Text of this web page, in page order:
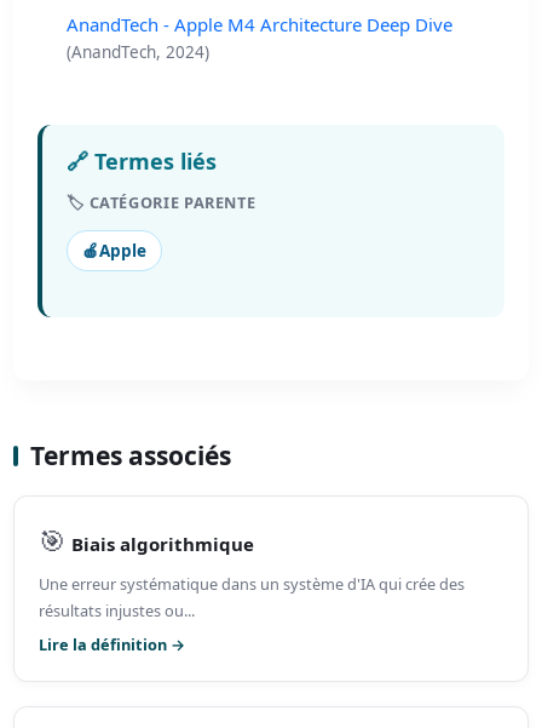
AnandTech - Apple M4 Architecture Deep Dive
(AnandTech, 2024)
🔗 Termes liés
🏷️ CATÉGORIE PARENTE
🍎Apple
Termes associés
🎯 Biais algorithmique
Une erreur systématique dans un système d'IA qui crée des
résultats injustes ou...
Lire la définition →